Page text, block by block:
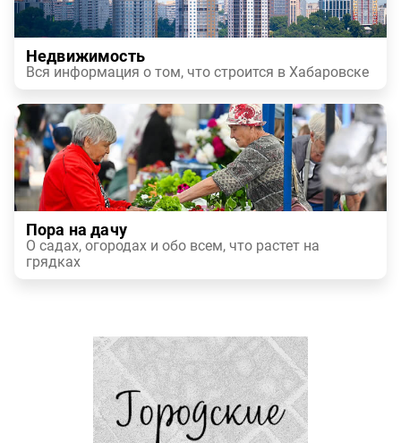
Недвижимость
Вся информация о том, что строится в Хабаровске
Пора на дачу
О садах, огородах и обо всем, что растет на
грядках